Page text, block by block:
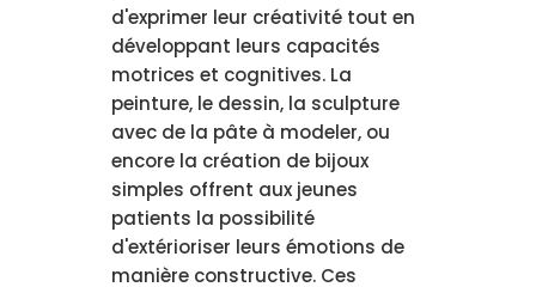
d'exprimer leur créativité tout en
développant leurs capacités
motrices et cognitives. La
peinture, le dessin, la sculpture
avec de la pâte à modeler, ou
encore la création de bijoux
simples offrent aux jeunes
patients la possibilité
d'extérioriser leurs émotions de
manière constructive. Ces